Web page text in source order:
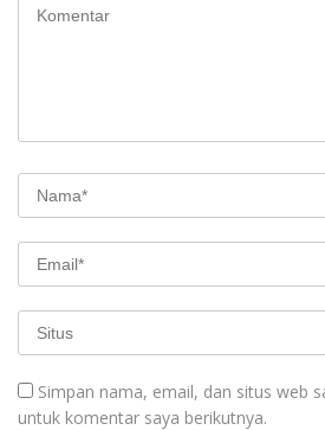
Simpan nama, email, dan situs web
untuk komentar saya berikutnya.